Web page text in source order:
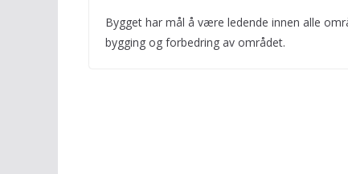
Bygget har mål å være ledende innen alle
bygging og forbedring av området.